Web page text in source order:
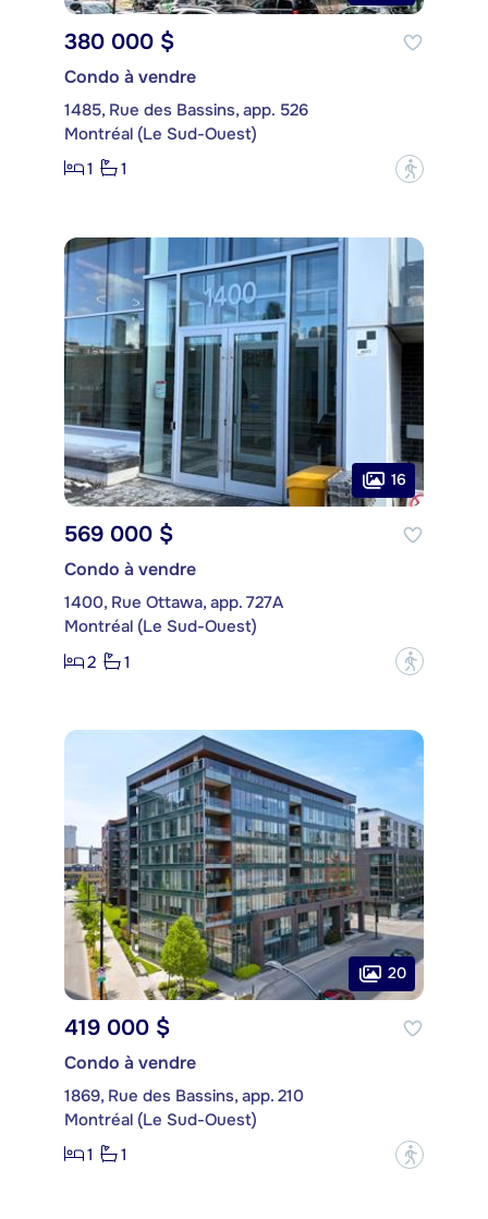
380 000 $
Condo à vendre
1485, Rue des Bassins, app. 526
Montréal (Le Sud-Ouest)
1
1 ?
16
569 000 $
Condo à vendre
1400, Rue Ottawa, app. 727A
Montréal (Le Sud-Ouest)
2
1 ?
20
419 000 $
Condo à vendre
1869, Rue des Bassins, app. 210
Montréal (Le Sud-Ouest)
1
1 ?